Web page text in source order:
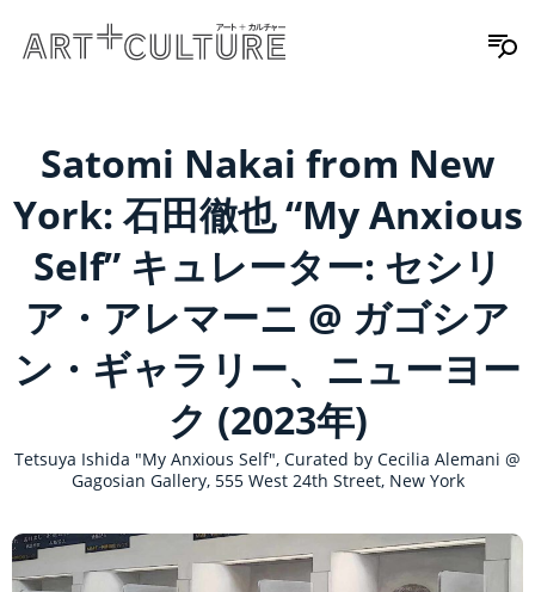
Satomi Nakai from New
York: 石田徹也 “My Anxious
Self” キュレーター: セシリ
ア・アレマーニ @ ガゴシア
ン・ギャラリー、ニューヨー
ク (2023年)
Tetsuya Ishida "My Anxious Self", Curated by Cecilia Alemani @
Gagosian Gallery, 555 West 24th Street, New York